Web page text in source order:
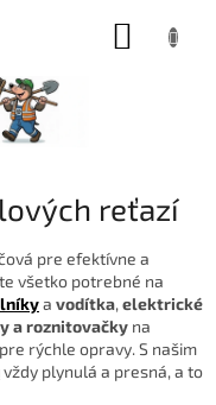
reťazí
pre efektívne a
všetko potrebné na
a vodítka, elektrické
a roznitovačky na
pre rýchle opravy. S našim
vždy plynulá a presná, a to